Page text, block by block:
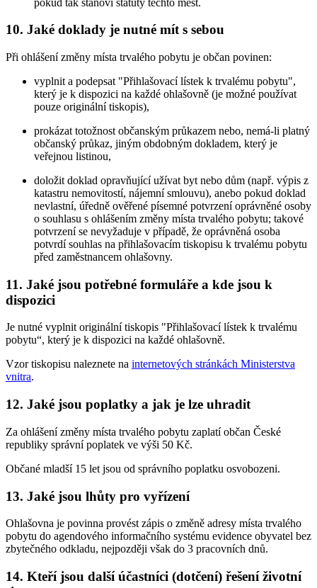
10. Jaké doklady je nutné mít s sebou
Při ohlášení změny místa trvalého pobytu je občan povinen:
vyplnit a podepsat "Přihlašovací lístek k trvalému pobytu",
který je k dispozici na každé ohlašovně (je možné používat
pouze originální tiskopis),
prokázat totožnost občanským průkazem nebo, nemá-li platný
občanský průkaz, jiným obdobným dokladem, který je
veřejnou listinou,
doložit doklad opravňující užívat byt nebo dům (např. výpis z
katastru nemovitostí, nájemní smlouvu), anebo pokud doklad
nevlastní, úředně ověřené písemné potvrzení oprávněné osoby
o souhlasu s ohlášením změny místa trvalého pobytu; takové
potvrzení se nevyžaduje v případě, že oprávněná osoba
potvrdí souhlas na přihlašovacím tiskopisu k trvalému pobytu
před zaměstnancem ohlašovny.
11. Jaké jsou potřebné formuláře a kde jsou k
dispozici
Je nutné vyplnit originální tiskopis "Přihlašovací lístek k trvalému
pobytu“, který je k dispozici na každé ohlašovně.
Vzor tiskopisu naleznete na internetových stránkách Ministerstva
vnitra.
12. Jaké jsou poplatky a jak je lze uhradit
Za ohlášení změny místa trvalého pobytu zaplatí občan České
republiky správní poplatek ve výši 50 Kč.
Občané mladší 15 let jsou od správního poplatku osvobozeni.
13. Jaké jsou lhůty pro vyřízení
Ohlašovna je povinna provést zápis o změně adresy místa trvalého
pobytu do agendového informačního systému evidence obyvatel bez
zbytečného odkladu, nejpozději však do 3 pracovních dnů.
14. Kteří jsou další účastníci (dotčení) řešení životní